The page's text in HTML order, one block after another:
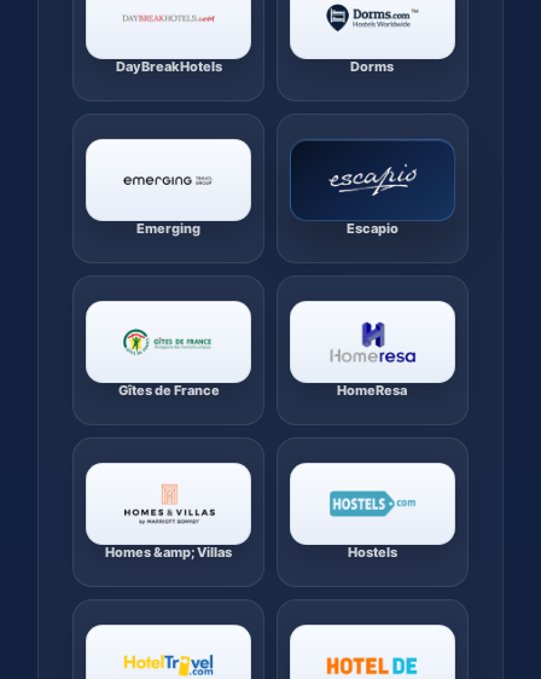
DayBreakHotels Dorms
Emerging Escapio
Gîtes de France HomeResa
Homes &amp; Villas Hostels